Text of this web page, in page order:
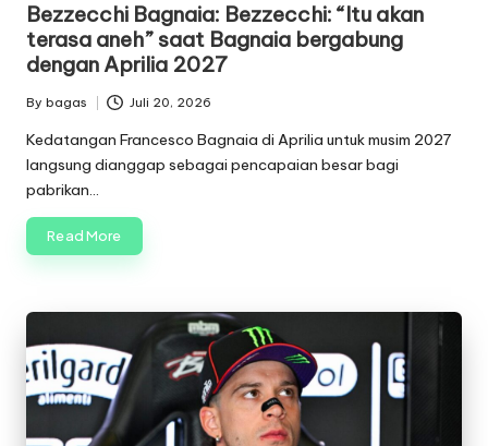
Bezzecchi Bagnaia: Bezzecchi: “Itu akan
terasa aneh” saat Bagnaia bergabung
dengan Aprilia 2027
Posted
by
By bagas Juli 20, 2026
Kedatangan Francesco Bagnaia di Aprilia untuk musim 2027
langsung dianggap sebagai pencapaian besar bagi
pabrikan…
Read More